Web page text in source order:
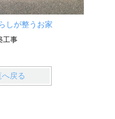
しが整うお家
事
へ戻る